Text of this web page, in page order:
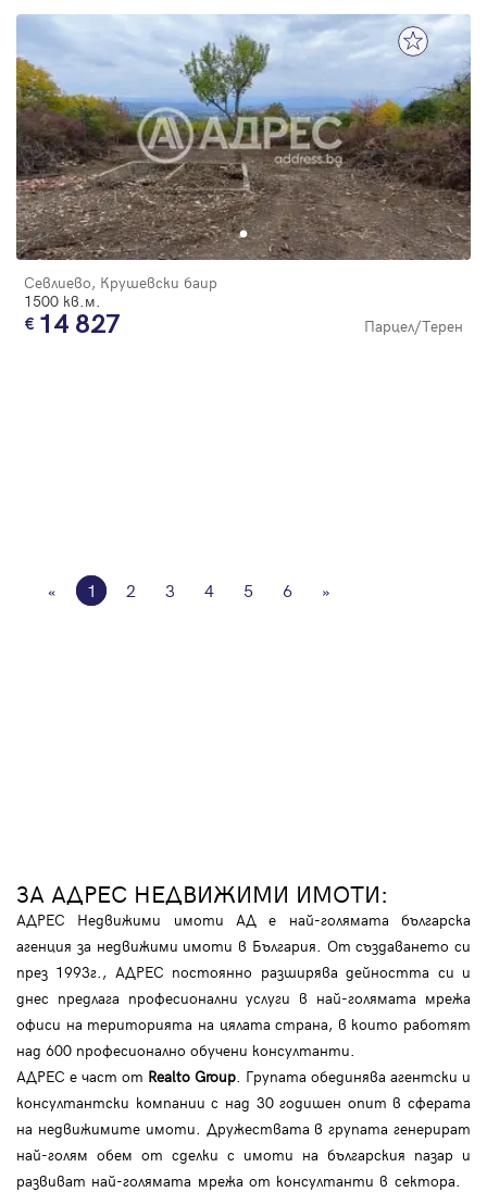
Севлиево, Крушевски баир
1500 кв.м.
14 827 Парцел/Терен
« 1 2 3 4 5 6 »
ЗА АДРЕС НЕДВИЖИМИ ИМОТИ:
АДРЕС Недвижими имоти АД е най-голямата българска
агенция за недвижими имоти в България. От създаването си
през 1993г., АДРЕС постоянно разширява дейността си и
днес предлага професионални услуги в най-голямата мрежа
офиси на територията на цялата страна, в които работят
над 600 професионално обучени консултанти.
АДРЕС е част от Realto Group . Групата обединява агентски и
консултантски компании с над 30 годишен опит в сферата
на недвижимите имоти. Дружествата в групата генерират
най-голям обем от сделки с имоти на българския пазар и
развиват най-голямата мрежа от консултанти в сектора.